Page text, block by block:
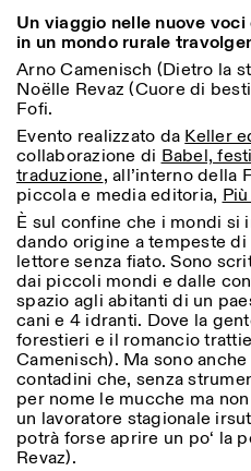
Jobs
Andere Tätigkeiten
NEWSLETTER
Melden Sie sich für unseren
stets auf dem Laufenden
sind
Facebook Instagram Linkedin
Privacy Policy
ÖFFNUNGSZEITEN DER
REZEPTION:
MO-FR
ÖFFNUNGSZEITEN DER
AUSSTELLUNG
FÜHRUNGEN:
Anthropologie
Architektur
Astrophysik
More
Length
1
>
Un viaggio nelle nuove
in un mondo rurale
Arno Camenisch (Dietro la
Noëlle Revaz (Cuore di
Fofi.
Evento realizzato da Keller
collaborazione di Babel,
traduzione, all’interno della
piccola e media editoria,
È sul confine che i mondi si
dando origine a tempeste
lettore senza fiato. Sono
dai piccoli mondi e dalle
spazio agli abitanti di un
cani e 4 idranti. Dove la
forestieri e il romancio
Camenisch). Ma sono
contadini che, senza
per nome le mucche ma
un lavoratore stagionale
potrà forse aprire un po‘ la
Revaz).